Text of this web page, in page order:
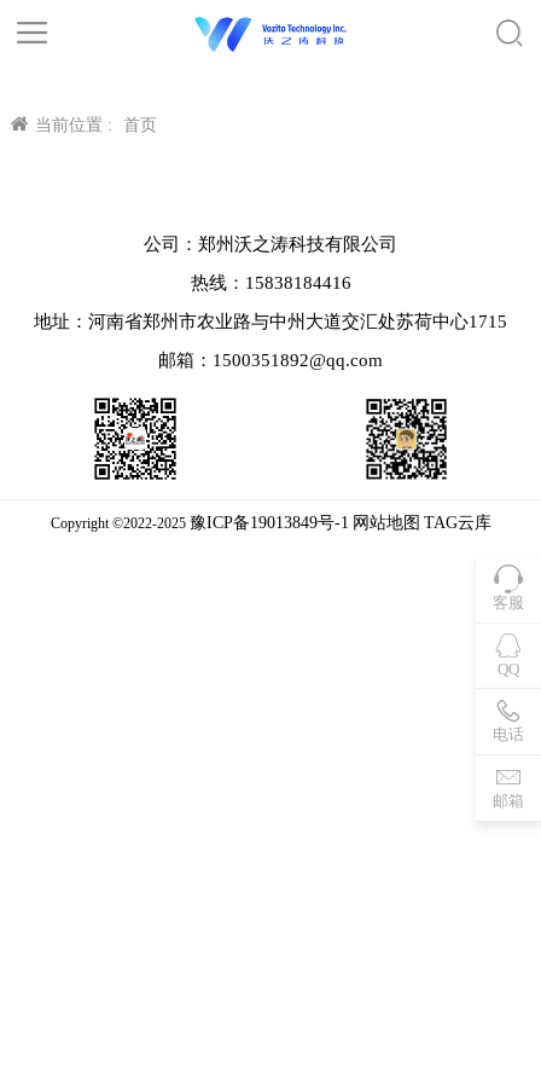
当前位置 : 首页
客服
QQ
电话
邮箱
公司：郑州沃之涛科技有限公司
热线：15838184416
地址：河南省郑州市农业路与中州大道交汇处苏荷中心1715
邮箱：1500351892@qq.com
Copyright ©2022-2025 豫ICP备19013849号-1 网站地图 TAG云库